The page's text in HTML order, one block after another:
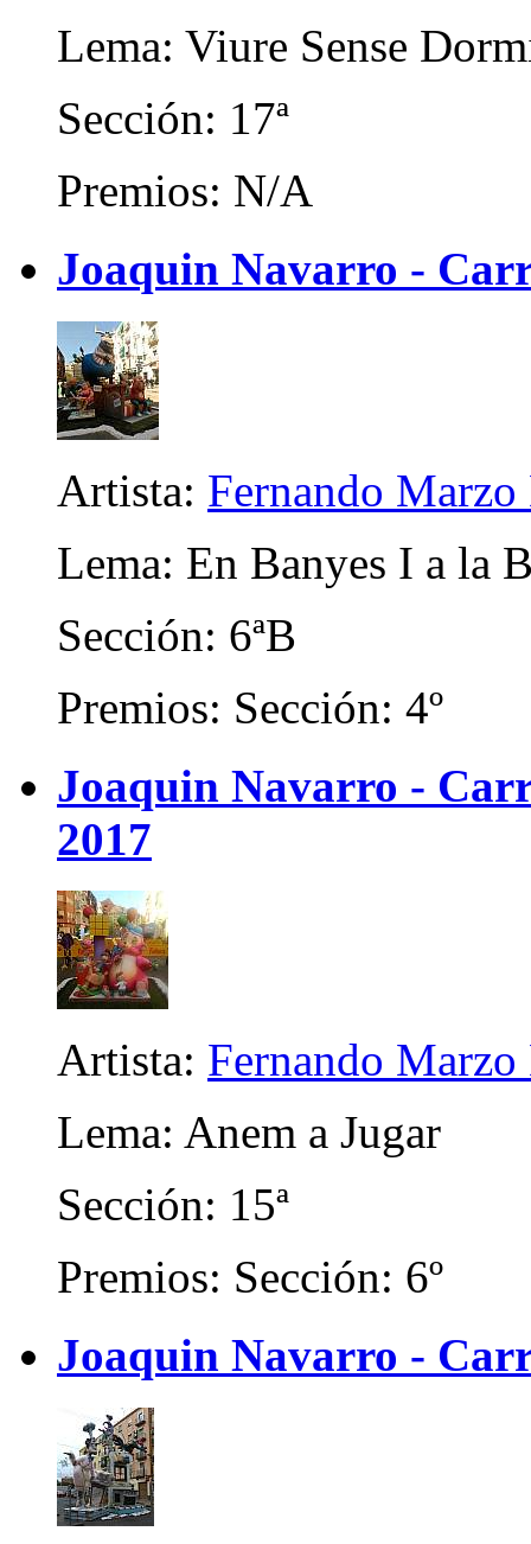
Lema: Viure Sense
Sección: 17ª
Premios: N/A
Joaquin Navarro -
Artista: Fernando Marzo
Lema: En Banyes I a la
Sección: 6ªB
Premios: Sección: 4º
Joaquin Navarro -
2017
Artista: Fernando Marzo
Lema: Anem a Jugar
Sección: 15ª
Premios: Sección: 6º
Joaquin Navarro -